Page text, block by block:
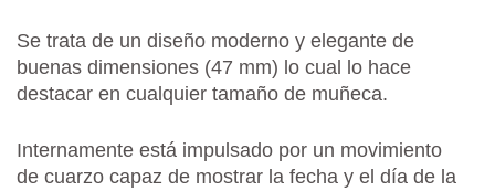
Se trata de un diseño moderno y elegante de
buenas dimensiones (47 mm) lo cual lo hace
destacar en cualquier tamaño de muñeca.
Internamente está impulsado por un movimiento
de cuarzo capaz de mostrar la fecha y el día de la